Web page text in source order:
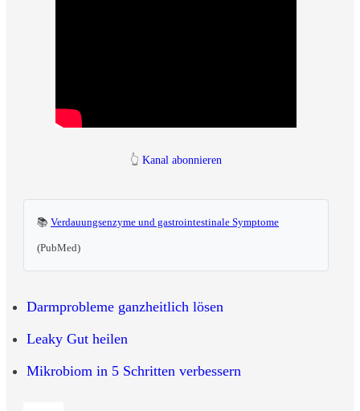
👆 Kanal abonnieren
📚 Verdauungsenzyme und gastrointestinale Symptome
(PubMed)
Darmprobleme ganzheitlich lösen
Leaky Gut heilen
Mikrobiom in 5 Schritten verbessern